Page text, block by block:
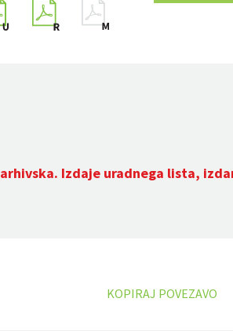
arhivska. Izdaje uradnega lista,
KOPIRAJ POVEZAVO